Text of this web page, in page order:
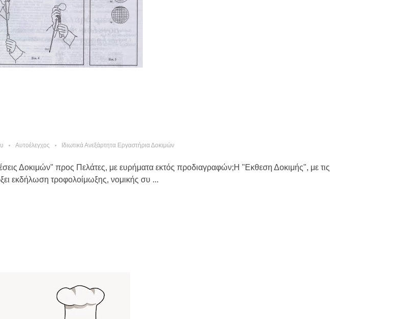
Αυτοέλεγχος Ιδιωτικά Ανεξάρτητα Εργαστήρια Δοκιμών
Δοκιμών" προς Πελάτες, με ευρήματα εκτός προδιαγραφών;Η "Εκθεση Δοκιμής", με τις
εκδήλωση τροφολοίμωξης, νομικής συ ...